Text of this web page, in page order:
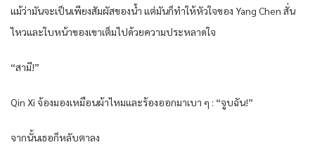
แม้ว่ามันจะเป็นเพียงสัมผัสของน้ำ แต่มันก็ทำให้หัวใจของ Yang Chen สั่น
ไหวและใบหน้าของเขาเต็มไปด้วยความประหลาดใจ
“สามี!”
Qin Xi จ้องมองเหมือนผ้าไหมและร้องออกมาเบา ๆ : “จูบฉัน!”
จากนั้นเธอก็หลับตาลง